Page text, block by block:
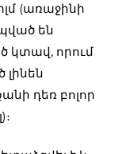
(առաջինի
են
կտավ, որում
դեռ բոլոր